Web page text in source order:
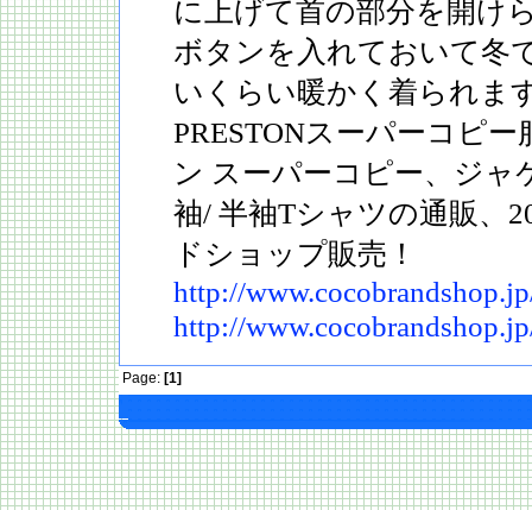
に上げて首の部分を開け
ボタンを入れておいて冬
いくらい暖かく着られま
PRESTONスーパーコピ
ン スーパーコピー、ジャ
袖/ 半袖Tシャツの通販、
ドショップ販売！
http://
http://
Page: [1]